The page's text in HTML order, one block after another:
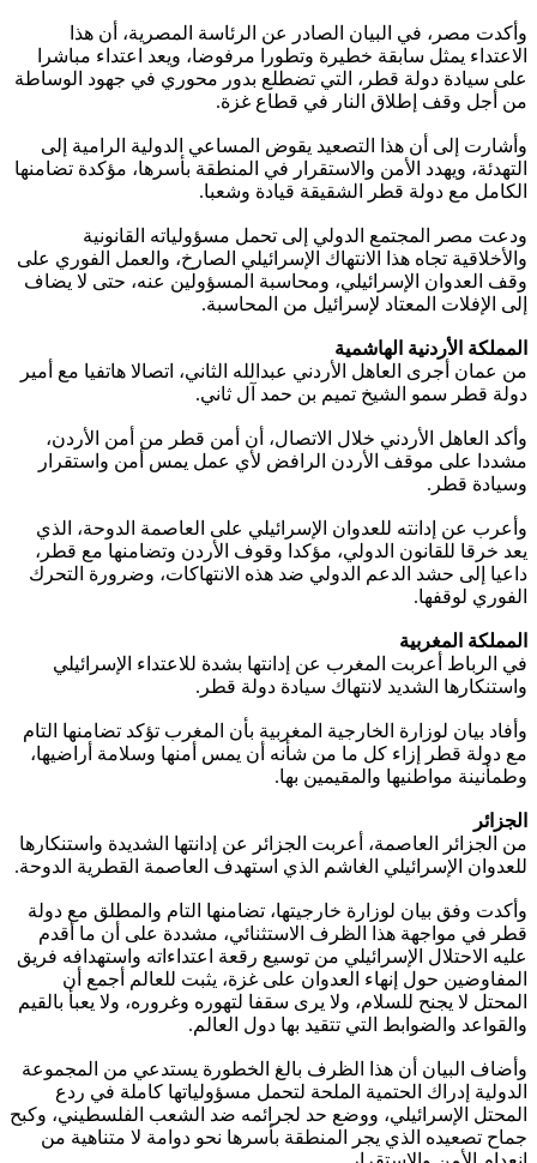
وأكدت مصر، في البيان الصادر عن الرئاسة المصرية، أن هذا
الاعتداء يمثل سابقة خطيرة وتطورا مرفوضا، ويعد اعتداء مباشرا
على سيادة دولة قطر، التي تضطلع بدور محوري في جهود الوساطة
من أجل وقف إطلاق النار في قطاع غزة.
وأشارت إلى أن هذا التصعيد يقوض المساعي الدولية الرامية إلى
التهدئة، ويهدد الأمن والاستقرار في المنطقة بأسرها، مؤكدة تضامنها
الكامل مع دولة قطر الشقيقة قيادة وشعبا.
ودعت مصر المجتمع الدولي إلى تحمل مسؤولياته القانونية
والأخلاقية تجاه هذا الانتهاك الإسرائيلي الصارخ، والعمل الفوري على
وقف العدوان الإسرائيلي، ومحاسبة المسؤولين عنه، حتى لا يضاف
إلى الإفلات المعتاد لإسرائيل من المحاسبة.
المملكة الأردنية الهاشمية
من عمان أجرى العاهل الأردني عبدالله الثاني، اتصالا هاتفيا مع أمير
دولة قطر سمو الشيخ تميم بن حمد آل ثاني.
وأكد العاهل الأردني خلال الاتصال، أن أمن قطر من أمن الأردن،
مشددا على موقف الأردن الرافض لأي عمل يمس أمن واستقرار
وسيادة قطر.
وأعرب عن إدانته للعدوان الإسرائيلي على العاصمة الدوحة، الذي
يعد خرقا للقانون الدولي، مؤكدا وقوف الأردن وتضامنها مع قطر،
داعيا إلى حشد الدعم الدولي ضد هذه الانتهاكات، وضرورة التحرك
الفوري لوقفها.
المملكة المغربية
في الرباط أعربت المغرب عن إدانتها بشدة للاعتداء الإسرائيلي
واستنكارها الشديد لانتهاك سيادة دولة قطر.
وأفاد بيان لوزارة الخارجية المغربية بأن المغرب تؤكد تضامنها التام
مع دولة قطر إزاء كل ما من شأنه أن يمس أمنها وسلامة أراضيها،
وطمأنينة مواطنيها والمقيمين بها.
الجزائر
من الجزائر العاصمة، أعربت الجزائر عن إدانتها الشديدة واستنكارها
للعدوان الإسرائيلي الغاشم الذي استهدف العاصمة القطرية الدوحة.
وأكدت وفق بيان لوزارة خارجيتها، تضامنها التام والمطلق مع دولة
قطر في مواجهة هذا الظرف الاستثنائي، مشددة على أن ما أقدم
عليه الاحتلال الإسرائيلي من توسيع رقعة اعتداءاته واستهدافه فريق
المفاوضين حول إنهاء العدوان على غزة، يثبت للعالم أجمع أن
المحتل لا يجنح للسلام، ولا يرى سقفا لتهوره وغروره، ولا يعبأ بالقيم
والقواعد والضوابط التي تتقيد بها دول العالم.
وأضاف البيان أن هذا الظرف بالغ الخطورة يستدعي من المجموعة
الدولية إدراك الحتمية الملحة لتحمل مسؤولياتها كاملة في ردع
المحتل الإسرائيلي، ووضع حد لجرائمه ضد الشعب الفلسطيني، وكبح
جماح تصعيده الذي يجر المنطقة بأسرها نحو دوامة لا متناهية من